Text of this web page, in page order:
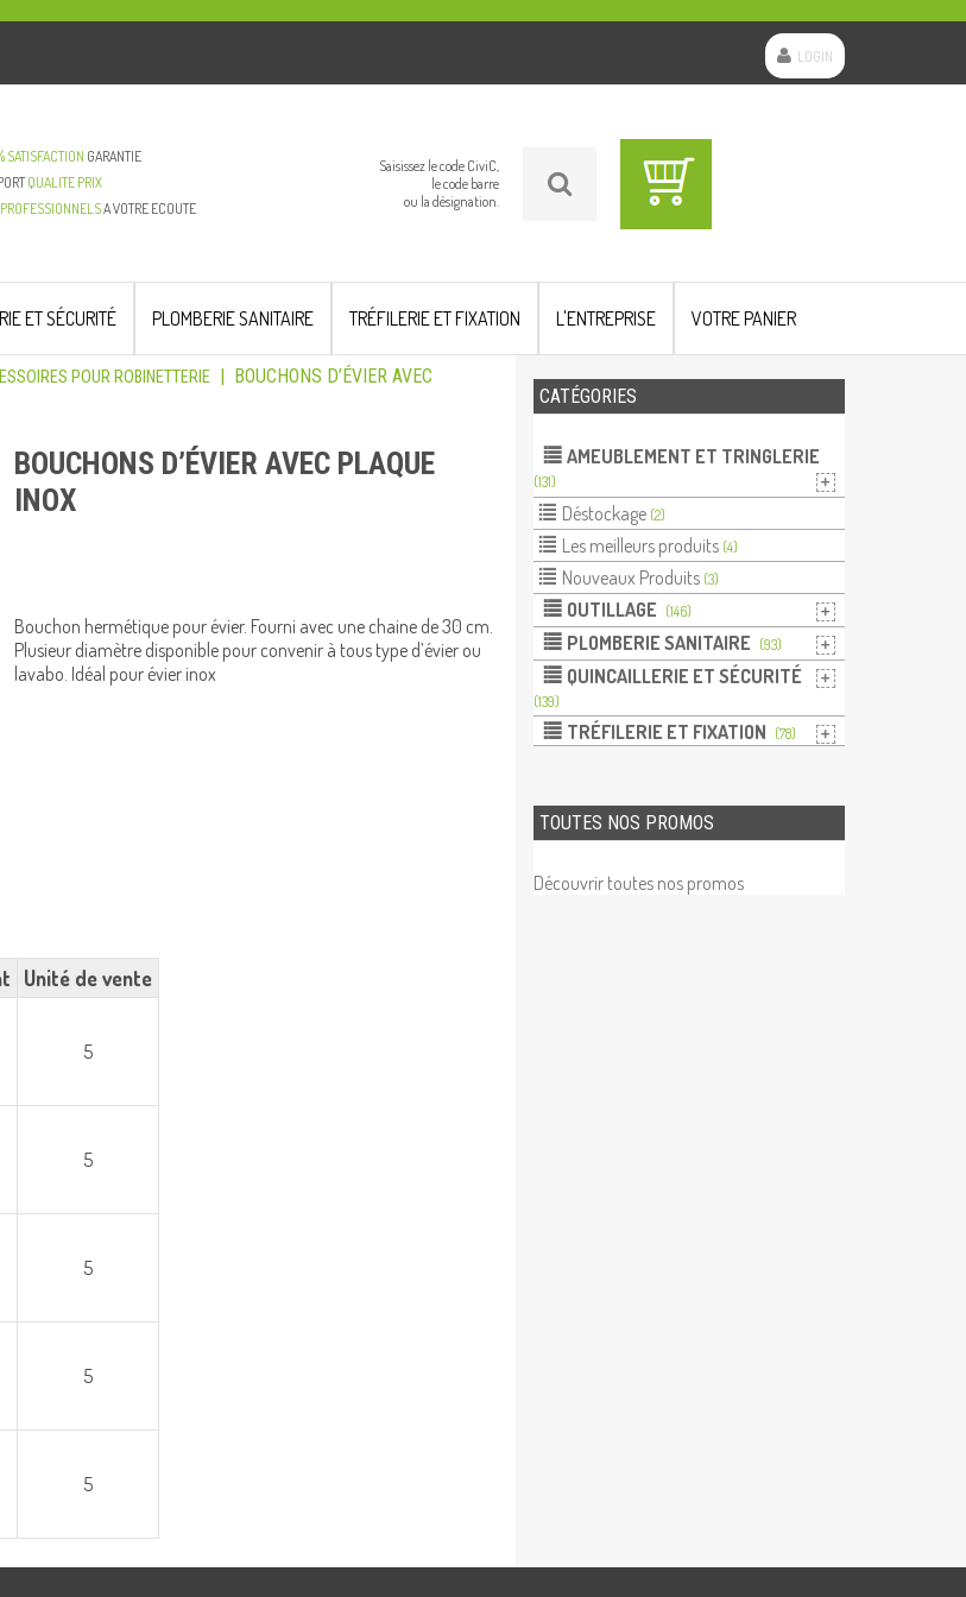
LOGIN
SATISFACTION GARANTIE
QUALITE PRIX
A VOTRE ECOUTE
Saisissez le code CiviC,
le code barre
ou la désignation.
ET SÉCURITÉ PLOMBERIE SANITAIRE TRÉFILERIE ET FIXATION L'ENTREPRISE VOTRE PANIER
POUR ROBINETTERIE | BOUCHONS D’ÉVIER AVEC
BOUCHONS D’ÉVIER AVEC PLAQUE
INOX
Bouchon hermétique pour évier. Fourni avec une chaine de 30 cm.
Plusieur diamètre disponible pour convenir à tous type d’évier ou
lavabo. Idéal pour évier inox
Unité de vente
5
5
5
5
5
CATÉGORIES
AMEUBLEMENT ET TRINGLERIE
(131)
Déstockage (2)
Les meilleurs produits (4)
Nouveaux Produits (3)
OUTILLAGE (146)
PLOMBERIE SANITAIRE (93)
QUINCAILLERIE ET SÉCURITÉ
(139)
TRÉFILERIE ET FIXATION (78)
TOUTES NOS PROMOS
Découvrir toutes nos promos